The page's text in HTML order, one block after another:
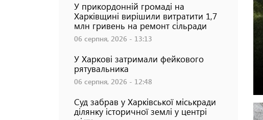
У прикордонній громаді на
Харківщині вирішили витратити 1,7
млн гривень на ремонт сільради
06 серпня, 2026 - 13:13
У Харкові затримали фейкового
рятувальника
06 серпня, 2026 - 12:48
Суд забрав у Харківської міськради
ділянку історичної землі у центрі